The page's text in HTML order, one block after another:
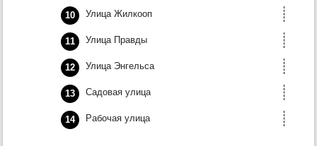
Улица Жилкооп
Улица Правды
Улица Энгельса
Садовая улица
Рабочая улица